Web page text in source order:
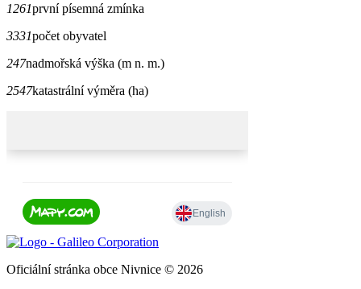
1261první písemná zmínka
3331počet obyvatel
247nadmořská výška (m n. m.)
2547katastrální výměra (ha)
Oficiální stránka obce Nivnice © 2026